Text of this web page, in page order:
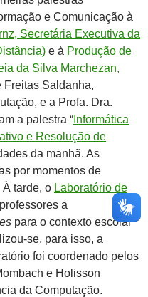
e Comunicação à
Secretária Executiva da
e à Produção de
da Silva Marchezan,
Freitas Saldanha,
e a Profa. Dra.
a palestra “ Informática
e Resolução de
da manhã. As
por momentos de
tarde, o Laboratório de
a
para o contexto escolar
se, para isso, a
foi coordenado pelos
e Holisson
da Computação.